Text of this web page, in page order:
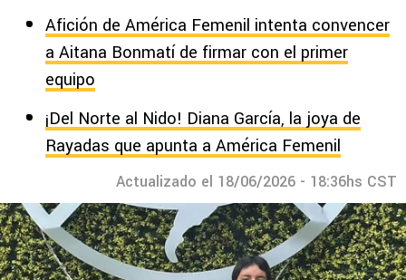
Afición de América Femenil intenta convencer
a Aitana Bonmatí de firmar con el primer
equipo
¡Del Norte al Nido! Diana García, la joya de
Rayadas que apunta a América Femenil
Actualizado el 18/06/2026 - 18:36hs CST